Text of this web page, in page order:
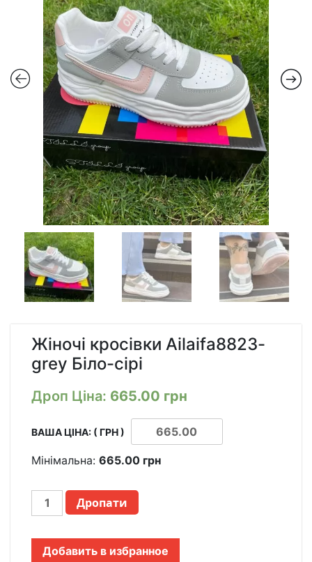
Жіночі кросівки Ailaifa8823-
grey Біло-сірі
Дроп Ціна: 665.00 грн
ВАША ЦІНА: ( ГРН )
Мінімальна: 665.00 грн
ЖЕНСКИЕ
КРОССОВКИ
GREY
БЕЛО-
Дропати
Добавить в избранное